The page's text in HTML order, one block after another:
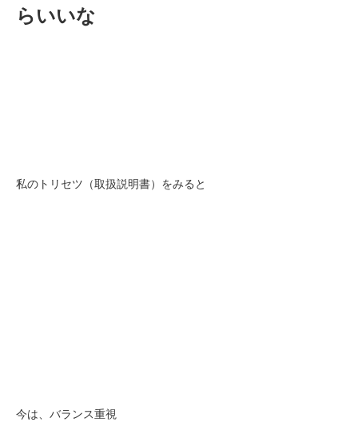
らいいな
私のトリセツ（取扱説明書）をみると
今は、バランス重視